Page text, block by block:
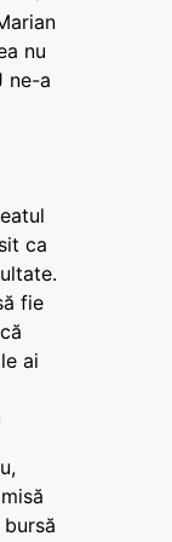
nu
ne-a
ca
fie
ai